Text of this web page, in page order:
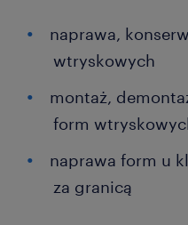
naprawa,
wtryskowych
montaż,
form
naprawa form u
za granicą